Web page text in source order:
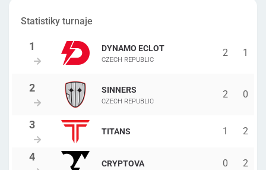
Statistiky turnaje
DYNAMO ECLOT
CZECH REPUBLIC
2 1
SINNERS
CZECH REPUBLIC
2 0
TITANS 1 2
CRYPTOVA 0 2